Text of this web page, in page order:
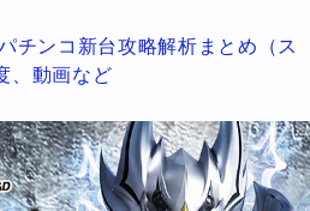
チンコ新台攻略解析まとめ（ス
、動画など